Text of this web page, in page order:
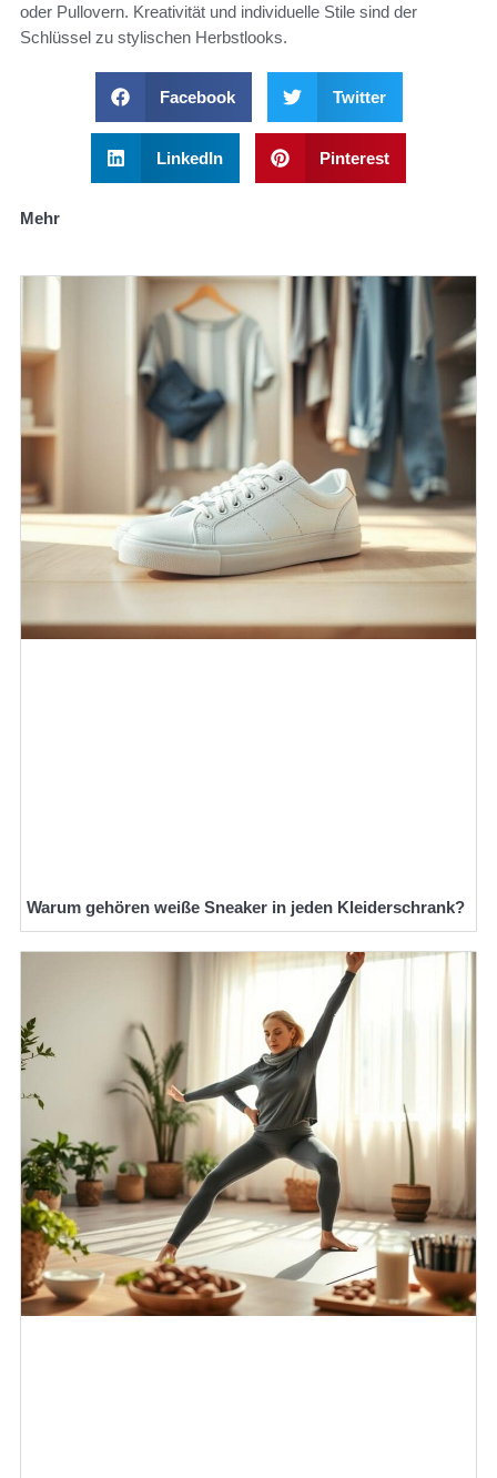
oder Pullovern. Kreativität und individuelle Stile sind der
Schlüssel zu stylischen Herbstlooks.
Facebook Twitter
LinkedIn Pinterest
Mehr
Warum gehören weiße Sneaker in jeden Kleiderschrank?